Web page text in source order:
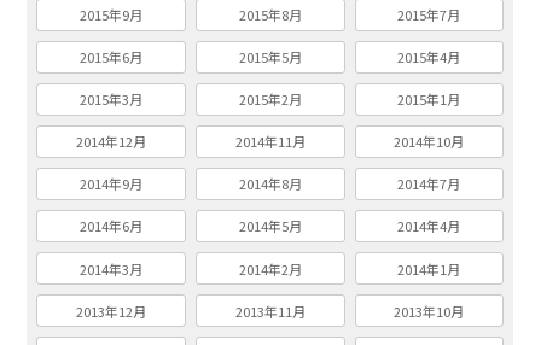
2015年9月 2015年8月 2015年7月
2015年6月 2015年5月 2015年4月
2015年3月 2015年2月 2015年1月
2014年12月 2014年11月 2014年10月
2014年9月 2014年8月 2014年7月
2014年6月 2014年5月 2014年4月
2014年3月 2014年2月 2014年1月
2013年12月 2013年11月 2013年10月